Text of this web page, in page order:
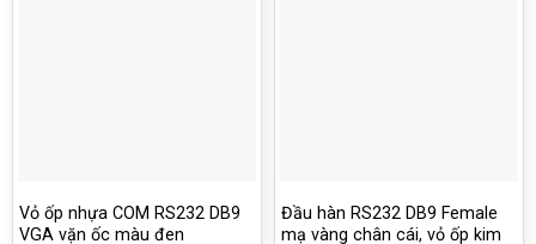
Vỏ ốp nhựa COM RS232 DB9
VGA vặn ốc màu đen
Đầu hàn RS232 DB9 Female
mạ vàng chân cái, vỏ ốp kim